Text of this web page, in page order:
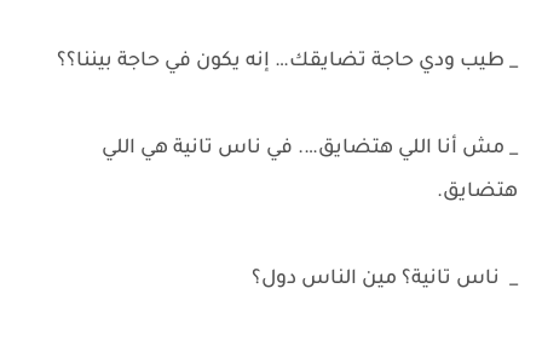
_ طيب ودي حاجة تضايقك… إنه يكون في حاجة بيننا؟؟
_ مش أنا اللي هتضايق…. في ناس تانية هي اللي
هتضايق.
_ ناس تانية؟ مين الناس دول؟